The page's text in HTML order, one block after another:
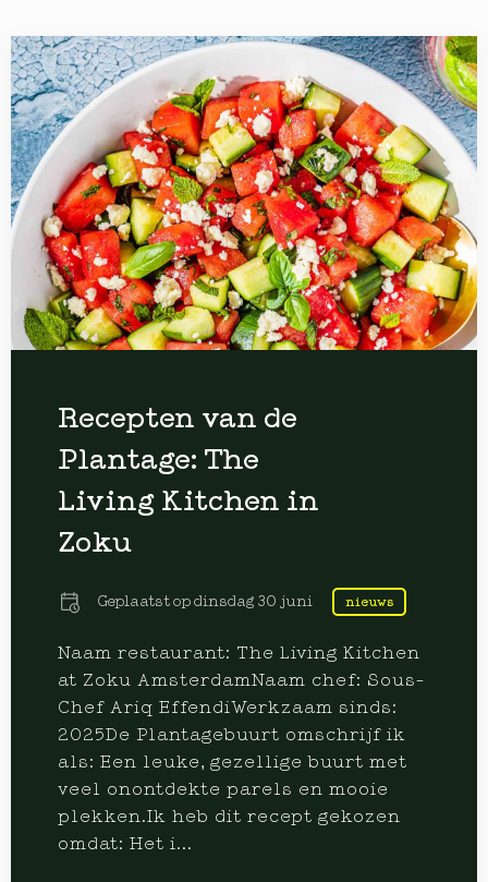
Recepten van de
Plantage: The
Living Kitchen in
Zoku
Geplaatst op dinsdag 30 juni nieuws
Naam restaurant: The Living Kitchen
at Zoku AmsterdamNaam chef: Sous-
Chef Ariq EffendiWerkzaam sinds:
2025De Plantagebuurt omschrijf ik
als: Een leuke, gezellige buurt met
veel onontdekte parels en mooie
plekken.Ik heb dit recept gekozen
omdat: Het i...